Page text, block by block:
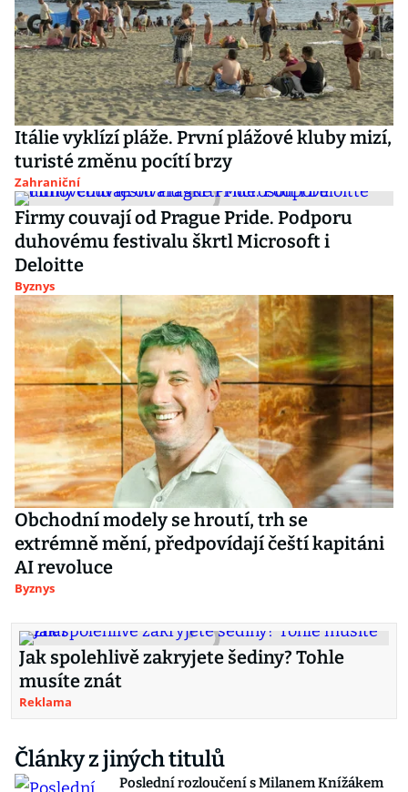
Itálie vyklízí pláže. První plážové kluby mizí,
turisté změnu pocítí brzy
Zahraniční
Firmy couvají od Prague Pride. Podporu
duhovému festivalu škrtl Microsoft i
Deloitte
Byznys
Obchodní modely se hroutí, trh se
extrémně mění, předpovídají čeští kapitáni
AI revoluce
Byznys
Jak spolehlivě zakryjete šediny? Tohle
musíte znát
Reklama
Články z jiných titulů
Poslední rozloučení s Milanem Knížákem